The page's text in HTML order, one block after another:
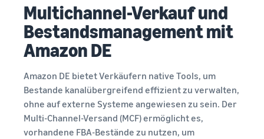
Multichannel-Verkauf und
Bestandsmanagement mit
Amazon DE
Amazon DE bietet Verkäufern native Tools, um
Bestande kanalübergreifend effizient zu verwalten,
ohne auf externe Systeme angewiesen zu sein. Der
Multi-Channel-Versand (MCF) ermöglicht es,
vorhandene FBA-Bestände zu nutzen, um